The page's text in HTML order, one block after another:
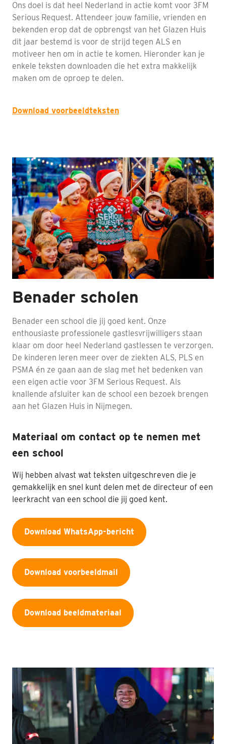
Ons doel is dat heel Nederland in actie komt voor 3FM
Serious Request. Attendeer jouw familie, vrienden en
bekenden erop dat de opbrengst van het Glazen Huis
dit jaar bestemd is voor de strijd tegen ALS en
motiveer hen om in actie te komen. Hieronder kan je
enkele teksten downloaden die het extra makkelijk
maken om de oproep te delen.
Download voorbeeldteksten
Benader scholen
Benader een school die jij goed kent. Onze
enthousiaste professionele gastlesvrijwilligers staan
klaar om door heel Nederland gastlessen te verzorgen.
De kinderen leren meer over de ziekten ALS, PLS en
PSMA én ze gaan aan de slag met het bedenken van
een eigen actie voor 3FM Serious Request. Als
knallende afsluiter kan de school een bezoek brengen
aan het Glazen Huis in Nijmegen.
Materiaal om contact op te nemen met
een school
Wij hebben alvast wat teksten uitgeschreven die je
gemakkelijk en snel kunt delen met de directeur of een
leerkracht van een school die jij goed kent.
Download WhatsApp-bericht
Download voorbeeldmail
Download beeldmateriaal